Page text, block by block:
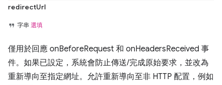
redirectUrl
字串 選填
僅用於回應 onBeforeRequest 和 onHeadersReceived 事
件。如果已設定，系統會防止傳送/完成原始要求，並改為
重新導向至指定網址。允許重新導向至非 HTTP 配置，例如